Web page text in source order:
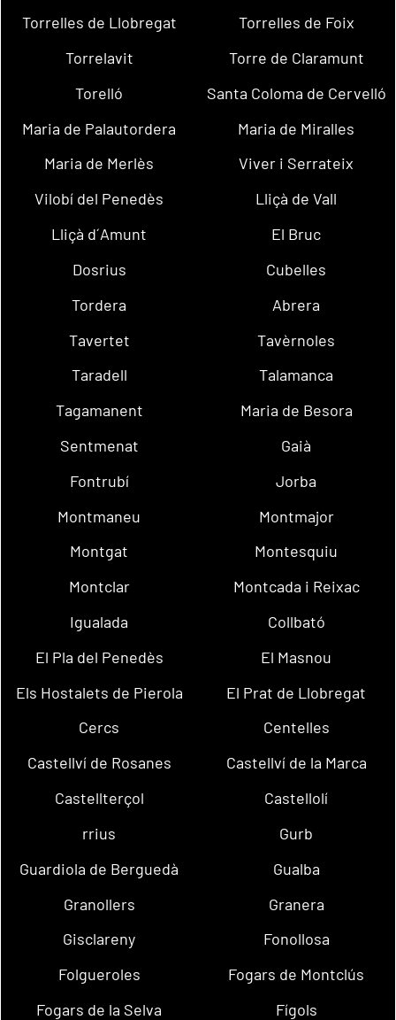
Torrelles de Llobregat
Torrelles de Foix
Torrelavit
Torre de Claramunt
Torelló
Santa Coloma de Cervelló
Maria de Palautordera
Maria de Miralles
Maria de Merlès
Viver i Serrateix
Vilobí del Penedès
Lliçà de Vall
Lliçà d´Amunt
El Bruc
Dosrius
Cubelles
Tordera
Abrera
Tavertet
Tavèrnoles
Taradell
Talamanca
Tagamanent
Maria de Besora
Sentmenat
Gaià
Fontrubí
Jorba
Montmaneu
Montmajor
Montgat
Montesquiu
Montclar
Montcada i Reixac
Igualada
Collbató
El Pla del Penedès
El Masnou
Els Hostalets de Pierola
El Prat de Llobregat
Cercs
Centelles
Castellví de Rosanes
Castellví de la Marca
Castellterçol
Castellolí
rrius
Gurb
Guardiola de Berguedà
Gualba
Granollers
Granera
Gisclareny
Fonollosa
Folgueroles
Fogars de Montclús
Fogars de la Selva
Fígols